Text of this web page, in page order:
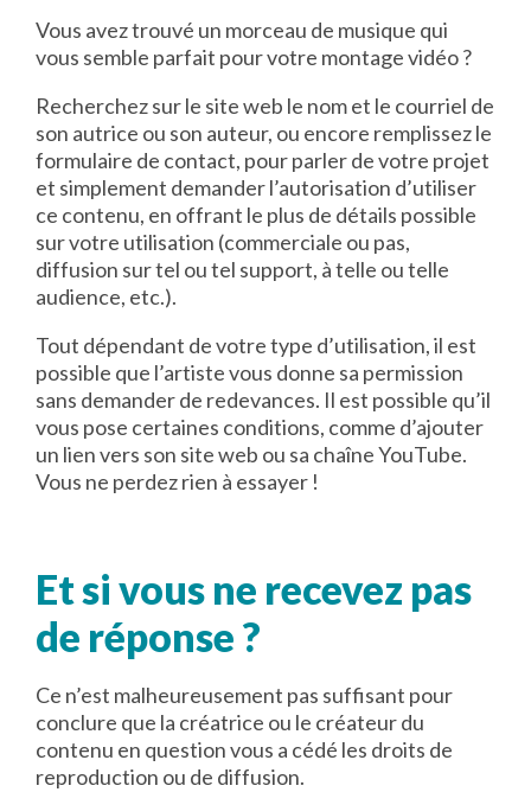
Vous avez trouvé un morceau de musique qui
vous semble parfait pour votre montage vidéo ?
Recherchez sur le site web le nom et le courriel de
son autrice ou son auteur, ou encore remplissez le
formulaire de contact, pour parler de votre projet
et simplement demander l’autorisation d’utiliser
ce contenu, en offrant le plus de détails possible
sur votre utilisation (commerciale ou pas,
diffusion sur tel ou tel support, à telle ou telle
audience, etc.).
Tout dépendant de votre type d’utilisation, il est
possible que l’artiste vous donne sa permission
sans demander de redevances. Il est possible qu’il
vous pose certaines conditions, comme d’ajouter
un lien vers son site web ou sa chaîne YouTube.
Vous ne perdez rien à essayer !
Et si vous ne recevez pas
de réponse ?
Ce n’est malheureusement pas suffisant pour
conclure que la créatrice ou le créateur du
contenu en question vous a cédé les droits de
reproduction ou de diffusion.